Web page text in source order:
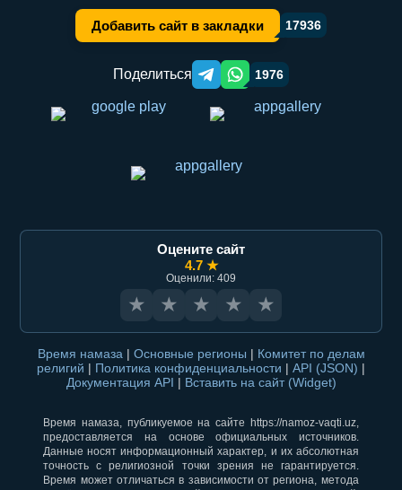
Добавить сайт в закладки 17936
Поделиться Telegram orqali ulashish
WhatsApp orqali ulashish
1976
Оцените сайт
4.7 ★
Оценили: 409
★ ★ ★ ★ ★
Время намаза | Основные регионы | Комитет по делам
религий | Политика конфиденциальности | API (JSON) |
Документация API | Вставить на сайт (Widget)
Время намаза, публикуемое на сайте https://namoz-vaqti.uz,
предоставляется на основе официальных источников.
Данные носят информационный характер, и их абсолютная
точность с религиозной точки зрения не гарантируется.
Время может отличаться в зависимости от региона, метода